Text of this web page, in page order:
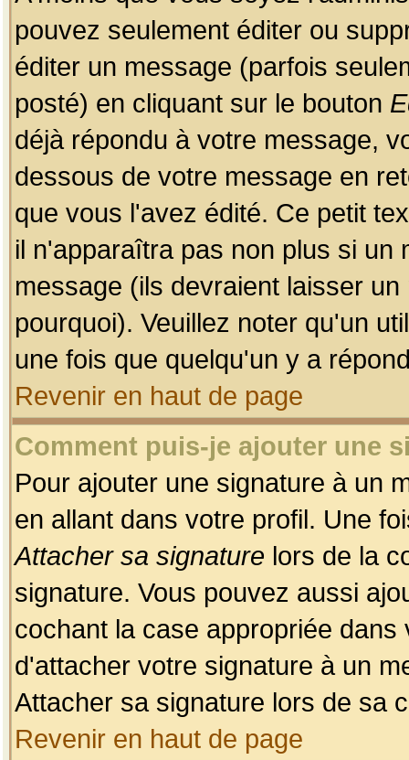
pouvez seulement éditer ou
éditer un message (parfois
posté) en cliquant sur le bouton
déjà répondu à votre message,
dessous de votre message en
que vous l'avez édité. Ce petit
il n'apparaîtra pas non plus si un
message (ils devraient laisser
pourquoi). Veuillez noter qu'un
une fois que quelqu'un y a
Revenir en haut de page
Comment puis-je ajouter une
Pour ajouter une signature à un
en allant dans votre profil. Une
Attacher sa signature lors de la
signature. Vous pouvez aussi
cochant la case appropriée
d'attacher votre signature à un
Attacher sa signature lors de sa
Revenir en haut de page